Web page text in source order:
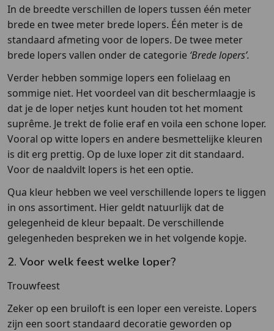
In de breedte verschillen de lopers tussen één meter
brede en twee meter brede lopers. Één meter is de
standaard afmeting voor de lopers. De twee meter
brede lopers vallen onder de categorie ‘Brede lopers’.
Verder hebben sommige lopers een folielaag en
sommige niet. Het voordeel van dit beschermlaagje is
dat je de loper netjes kunt houden tot het moment
suprême. Je trekt de folie eraf en voila een schone loper.
Vooral op witte lopers en andere besmettelijke kleuren
is dit erg prettig. Op de luxe loper zit dit standaard.
Voor de naaldvilt lopers is het een optie.
Qua kleur hebben we veel verschillende lopers te liggen
in ons assortiment. Hier geldt natuurlijk dat de
gelegenheid de kleur bepaalt. De verschillende
gelegenheden bespreken we in het volgende kopje.
2. Voor welk feest welke loper?
Trouwfeest
Zeker op een bruiloft is een loper een vereiste. Lopers
zijn een soort standaard decoratie geworden op